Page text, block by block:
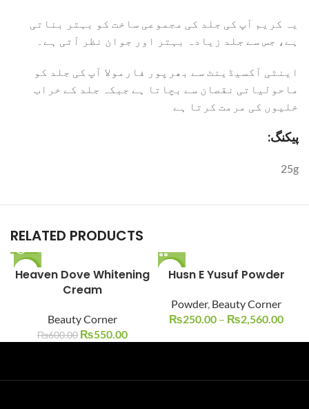
یہ کریم آپ کی جلد کی مجموعی ساخت کو بہتر بناتی
ہے، جس سے جلد زیادہ بہتر اور جوان نظر آتی ہے۔
اینٹی آکسیڈینٹ سے بھرپور فارمولا آپ کی جلد کو
ماحولیاتی نقصان سے بچاتا ہے جبکہ جلد کے خراب
خلیوں کی مرمت کرتا ہے
:پیکنگ
25g
RELATED PRODUCTS
-8%
Heaven Dove Whitening
Cream
Beauty Corner
₨600.00 ₨550.00
-29%
Husn E Yusuf Powder
Powder, Beauty Corner
₨250.00 – ₨2,560.00